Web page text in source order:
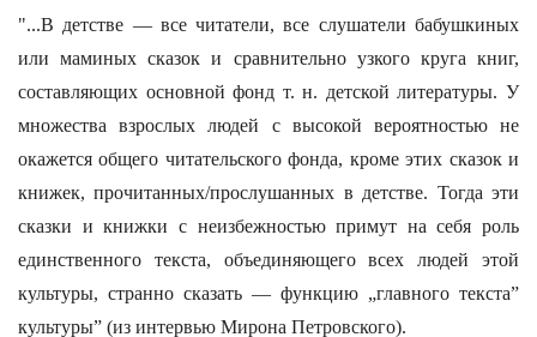
"...В детстве — все читатели, все слушатели бабушкиных
или маминых сказок и сравнительно узкого круга книг,
составляющих основной фонд т. н. детской литературы. У
множества взрослых людей с высокой вероятностью не
окажется общего читательского фонда, кроме этих сказок и
книжек, прочитанных/прослушанных в детстве. Тогда эти
сказки и книжки с неизбежностью примут на себя роль
единственного текста, объединяющего всех людей этой
культуры, странно сказать — функцию „главного текста”
культуры” (из интервью Мирона Петровского).